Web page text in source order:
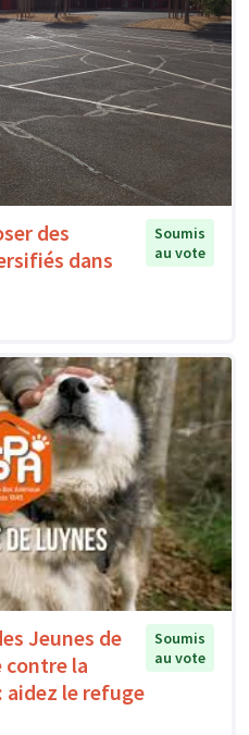
des
dans
Soumis
au vote
Jeunes de
contre la
le refuge
Soumis
au vote